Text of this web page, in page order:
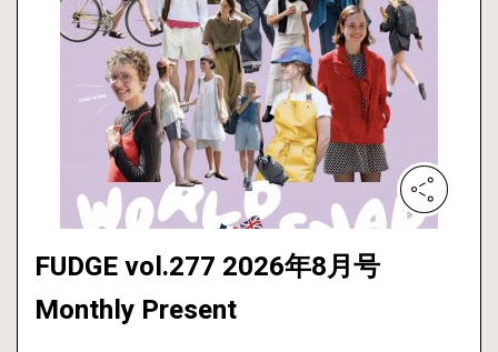
FUDGE vol.277 2026年8月号
Monthly Present